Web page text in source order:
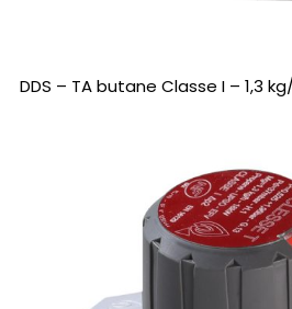
DDS – TA butane Classe I – 1,3